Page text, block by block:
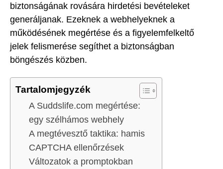
biztonságának rovására hirdetési bevételeket
generáljanak. Ezeknek a webhelyeknek a
működésének megértése és a figyelemfelkeltő
jelek felismerése segíthet a biztonságban
böngészés közben.
Tartalomjegyzék
A Suddslife.com megértése:
egy szélhámos webhely
A megtévesztő taktika: hamis
CAPTCHA ellenőrzések
Változatok a promptokban